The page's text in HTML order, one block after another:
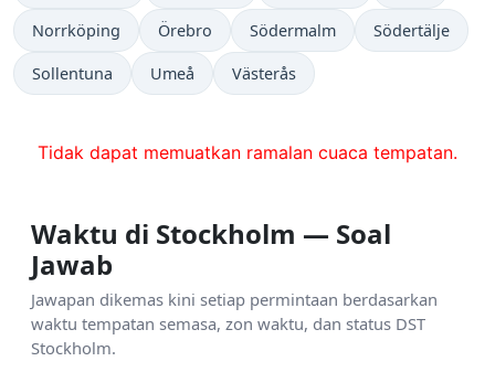
Norrköping Örebro Södermalm Södertälje
Sollentuna Umeå Västerås
Tidak dapat memuatkan ramalan cuaca tempatan.
Waktu di Stockholm — Soal
Jawab
Jawapan dikemas kini setiap permintaan berdasarkan
waktu tempatan semasa, zon waktu, dan status DST
Stockholm.